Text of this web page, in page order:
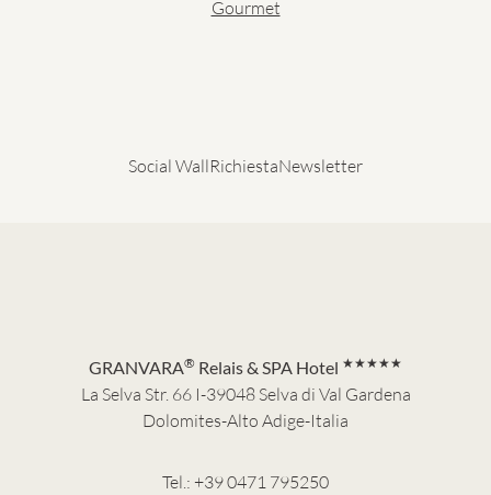
Gourmet
Social WallRichiestaNewsletter
GRANVARA® Relais & SPA Hotel ★★★★★
La Selva Str. 66 I-39048 Selva di Val Gardena
Dolomites-Alto Adige-Italia
Tel.: +39 0471 795250